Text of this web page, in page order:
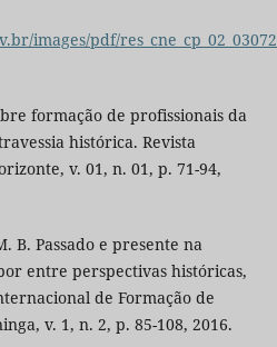
images/pdf/
formação de profissionais da
histórica. Revista
v. 01, n. 01, p. 71-94,
B. Passado e presente na
entre perspectivas históricas,
de Formação de
v. 1, n. 2, p. 85-108, 2016.